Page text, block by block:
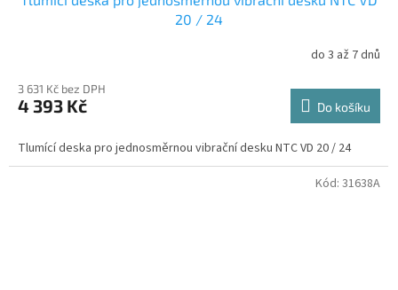
20 / 24
do 3 až 7 dnů
3 631 Kč bez DPH
4 393 Kč Do košíku
Tlumící deska pro jednosměrnou vibrační desku NTC VD 20 / 24
Kód: 31638A